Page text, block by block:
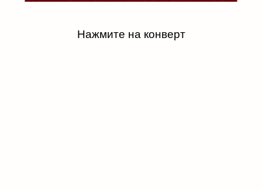
Нажмите на конверт